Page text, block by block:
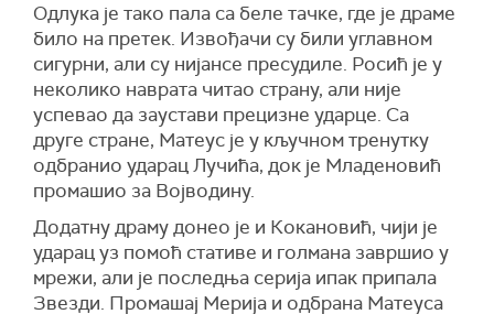
Одлука је тако пала са беле тачке, где је драме
било на претек. Извођачи су били углавном
сигурни, али су нијансе пресудиле. Росић је у
неколико наврата читао страну, али није
успевао да заустави прецизне ударце. Са
друге стране, Матеус је у кључном тренутку
одбранио ударац Лучића, док је Младеновић
промашио за Војводину.
Додатну драму донео је и Кокановић, чији је
ударац уз помоћ стативе и голмана завршио у
мрежи, али је последња серија ипак припала
Звезди. Промашај Мерија и одбрана Матеуса